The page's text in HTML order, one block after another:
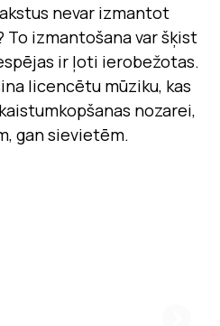
nevar izmantot
To izmantošana var šķist
ir ļoti ierobežotas.
licencētu mūziku, kas
nozarei,
gan sievietēm.